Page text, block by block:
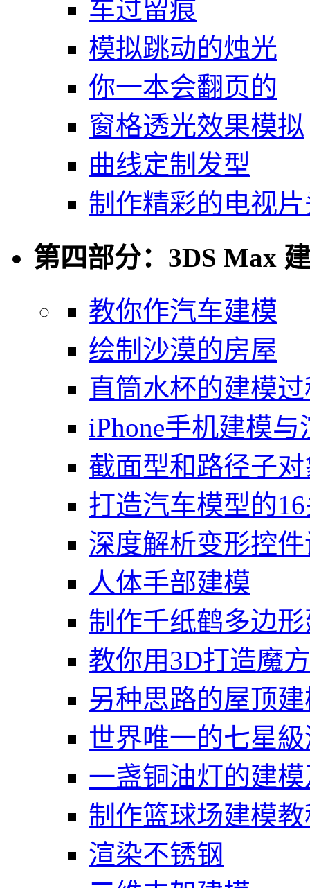
车过留痕
模拟跳动的烛光
你一本会翻页的
窗格透光效果模拟
曲线定制发型
制作精彩的电视
第四部分：3DS Max
教你作汽车建模
绘制沙漠的房屋
直筒水杯的建模
iPhone手机建模
截面型和路径子
打造汽车模型的
深度解析变形控
人体手部建模
制作千纸鹤多边
教你用3D打造魔方
另种思路的屋顶
世界唯一的七星
一盏铜油灯的建
制作篮球场建模
渲染不锈钢